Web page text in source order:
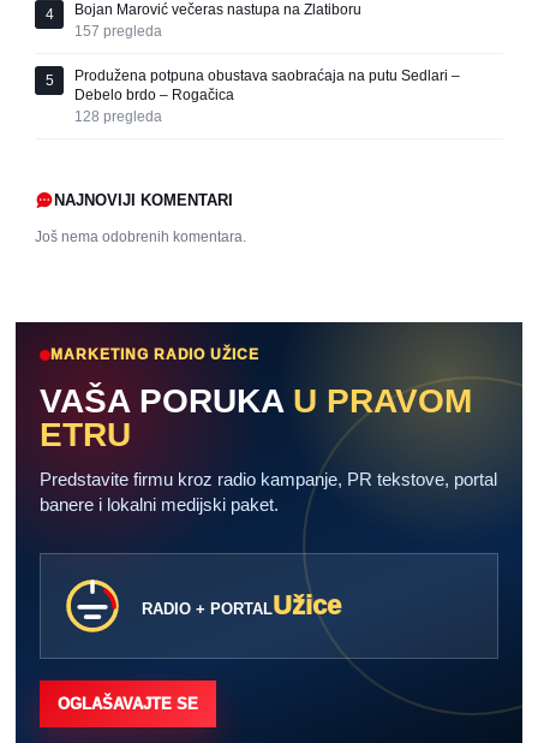
4
Bojan Marović večeras nastupa na Zlatiboru
157 pregleda
5
Produžena potpuna obustava saobraćaja na putu Sedlari –
Debelo brdo – Rogačica
128 pregleda
NAJNOVIJI KOMENTARI
Još nema odobrenih komentara.
MARKETING RADIO UŽICE
VAŠA PORUKA U PRAVOM
ETRU
Predstavite firmu kroz radio kampanje, PR tekstove, portal
banere i lokalni medijski paket.
RADIO + PORTALUžice
OGLAŠAVAJTE SE